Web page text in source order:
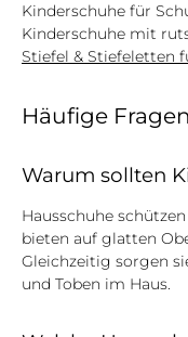
Kinderschuhe für
Kinderschuhe mit
Stiefel & Stiefeletten
Häufige
Warum sollten
Hausschuhe
bieten auf glatten
Gleichzeitig sorgen
und Toben im Haus.